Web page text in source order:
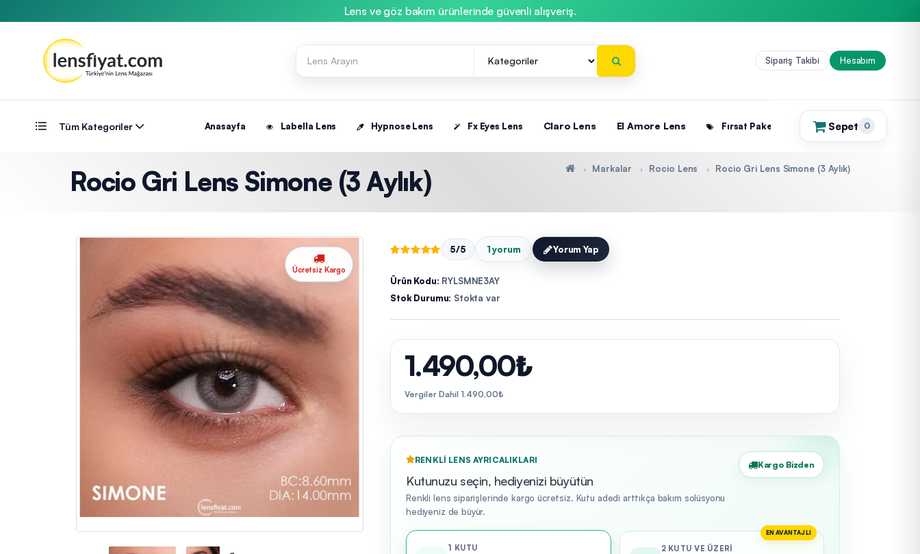
Lens ve göz bakım ürünlerinde güvenli alışveriş.
Sipariş Takibi Hesabım
Tüm Kategoriler Anasayfa Labella Lens Hypnose Lens Fx Eyes Lens Claro Lens El Amore Lens Fırsat Paketleri Sepet 0
(0)
Rocio Gri Lens Simone (3 Aylık) Markalar Rocio Lens Rocio Gri Lens Simone (3 Aylık)
Ücretsiz Kargo
5/5 1 yorum Yorum Yap
Ürün Kodu: RYLSMNE3AY
Stok Durumu: Stokta var
1.490,00₺
Vergiler Dahil 1.490,00₺
RENKLI LENS AYRICALIKLARI
Kutunuzu seçin, hediyenizi büyütün
Renkli lens siparişlerinde kargo ücretsiz. Kutu adedi arttıkça bakım solüsyonu
hediyeniz de büyür.
Kargo Bizden
1 KUTU
EN AVANTAJLI
2 KUTU VE ÜZERI